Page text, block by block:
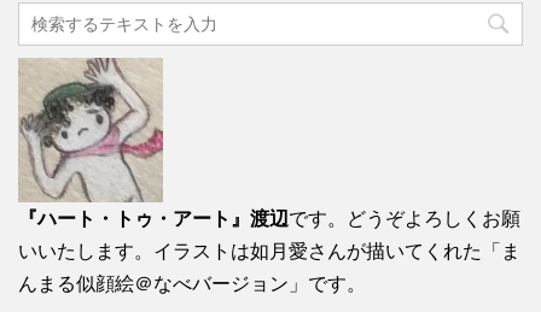
『ハート・トゥ・アート』渡辺です。どうぞよろしくお願
いいたします。イラストは如月愛さんが描いてくれた「ま
んまる似顔絵＠なべバージョン」です。